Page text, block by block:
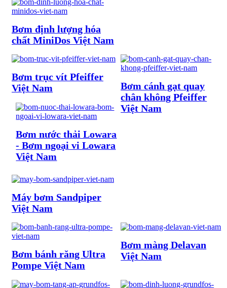
Bơm định lượng hóa
chất MiniDos Việt Nam
Bơm cánh gạt quay
chân không Pfeiffer
Việt Nam
Bơm trục vít Pfeiffer
Việt Nam
Bơm nước thải Lowara
- Bơm ngoại vi Lowara
Việt Nam
Máy bơm Sandpiper
Việt Nam
Bơm màng Delavan
Việt Nam
Bơm bánh răng Ultra
Pompe Việt Nam